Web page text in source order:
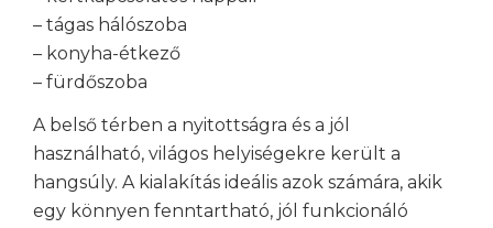
– tágas hálószoba
– konyha-étkező
– fürdőszoba
A belső térben a nyitottságra és a jól
használható, világos helyiségekre került a
hangsúly. A kialakítás ideális azok számára, akik
egy könnyen fenntartható, jól funkcionáló